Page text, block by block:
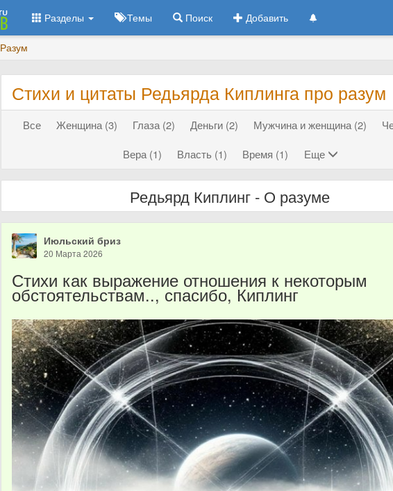
Разделы Темы Поиск Добавить
Разум
Стихи и цитаты Редьярда Киплинга про разум
Все Женщина (3) Глаза (2) Деньги (2) Мужчина и женщина (2)
Вера (1)
Власть (1) Время (1) Еще
Редьярд Киплинг - О разуме
Июльский бриз
20 Марта 2026
Стихи как выражение отношения к некоторым
обстоятельствам.., спасибо, Киплинг